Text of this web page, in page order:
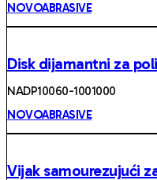
NOVOABRASIVE
Disk dijamantni za
NADP10060-1001000
NOVOABRASIVE
Vijak samourezujući